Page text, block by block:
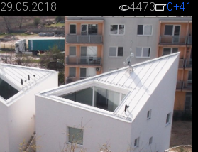
29.05.2018 4473 0+41